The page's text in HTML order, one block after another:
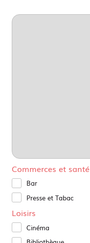
Commerces et santé
Bar
Presse et Tabac
Loisirs
Cinéma